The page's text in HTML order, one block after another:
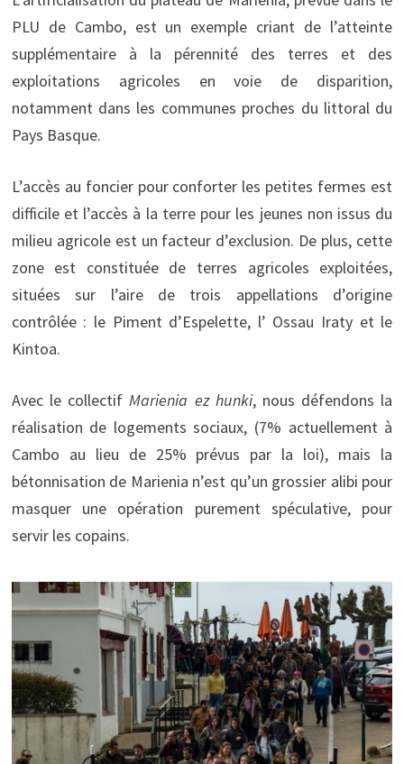
PLU de Cambo, est un exemple criant de l’atteinte
supplémentaire à la pérennité des terres et des
exploitations agricoles en voie de disparition,
notamment dans les communes proches du littoral du
Pays Basque.
L’accès au foncier pour conforter les petites fermes est
difficile et l’accès à la terre pour les jeunes non issus du
milieu agricole est un facteur d’exclusion. De plus, cette
zone est constituée de terres agricoles exploitées,
situées sur l’aire de trois appellations d’origine
contrôlée : le Piment d’Espelette, l’ Ossau Iraty et le
Kintoa.
Avec le collectif Marienia ez hunki, nous défendons la
réalisation de logements sociaux, (7% actuellement à
Cambo au lieu de 25% prévus par la loi), mais la
bétonnisation de Marienia n’est qu’un grossier alibi pour
masquer une opération purement spéculative, pour
servir les copains.